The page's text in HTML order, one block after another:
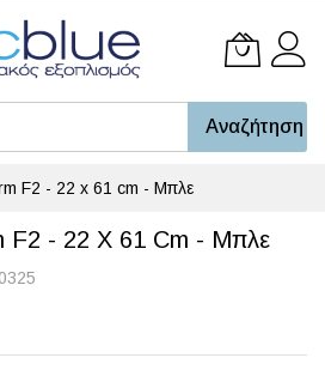
Το
Αναζήτηση
F2 - 22 x 61 cm - Μπλε
F2 - 22 X 61 Cm - Μπλε